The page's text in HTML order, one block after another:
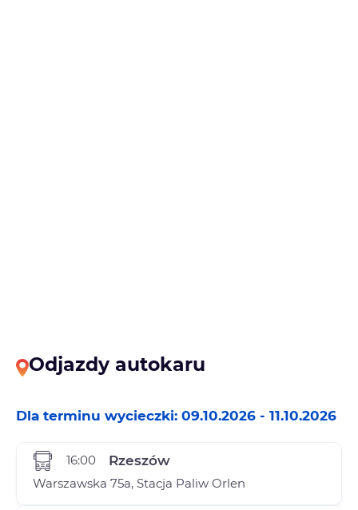
Odjazdy autokaru
Dla terminu wycieczki: 09.10.2026 - 11.10.2026
16:00 Rzeszów
Warszawska 75a, Stacja Paliw Orlen